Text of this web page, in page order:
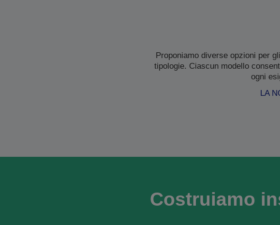
Proponiamo diverse opzioni per
tipologie. Ciascun modello
ogni
LA
Costruiamo